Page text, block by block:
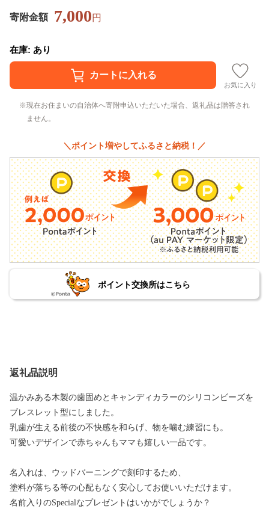
寄附金額 7,000円
在庫: あり
お気に入り
現在お住まいの自治体へ寄附申込いただいた場合、返礼品は贈答され
ません。
＼ポイント増やしてふるさと納税！／
ポイント交換所はこちら
返礼品説明
温かみある木製の歯固めとキャンディカラーのシリコンビーズを
ブレスレット型にしました。
乳歯が生える前後の不快感を和らげ、物を噛む練習にも。
可愛いデザインで赤ちゃんもママも嬉しい一品です。
名入れは、ウッドバーニングで刻印するため、
塗料が落ちる等の心配もなく安心してお使いいただけます。
名前入りのSpecialなプレゼントはいかがでしょうか？